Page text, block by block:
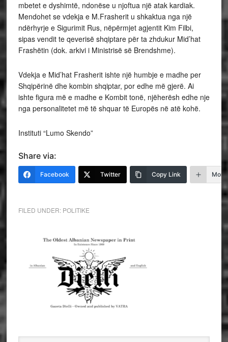
mbetet e dyshimtë, ndonëse u njoftua një atak kardiak.
Mendohet se vdekja e M.Frasherit u shkaktua nga një
ndërhyrje e Sigurimit Rus, nëpërmjet agjentit Kim Filbi,
sipas vendit te qeverisë shqiptare për ta zhdukur Mid’hat
Frashëtin (dok. arkivi i Ministrisë së Brendshme).
Vdekja e Mid’hat Frasherit ishte një humbje e madhe per
Shqipërinë dhe kombin shqiptar, por edhe më gjerë. Ai
ishte figura më e madhe e Kombit tonë, njëherësh edhe nje
nga personalitetet më të shquar të Europës në atë kohë.
Instituti “Lumo Skendo”
Share via:
Facebook Twitter Copy Link More
FILED UNDER: POLITIKE